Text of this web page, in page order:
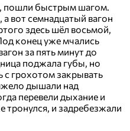
пошли быстрым шагом.
вот семнадцатый вагон
здесь шёл восьмой,
конец уже мчались
за пять минут до
поджала губы, но
с грохотом закрывать
дышали над
перевели дыхание и
тронулся, и задребезжали